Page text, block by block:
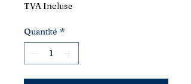
TVA Incluse
Quantité *